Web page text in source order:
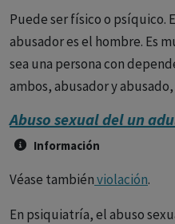
Puede ser físico o psíquico.
abusador es el hombre. Es
sea una persona con
ambos, abusador y
Abuso sexual del un
Información
Véase tambiénviolación.
En psiquiatría, el abuso